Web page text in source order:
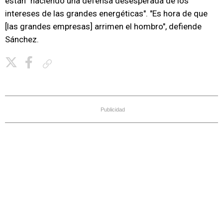
intereses de las grandes energéticas". "Es hora de que
[las grandes empresas] arrimen el hombro", defiende
Sánchez.
Publicidad